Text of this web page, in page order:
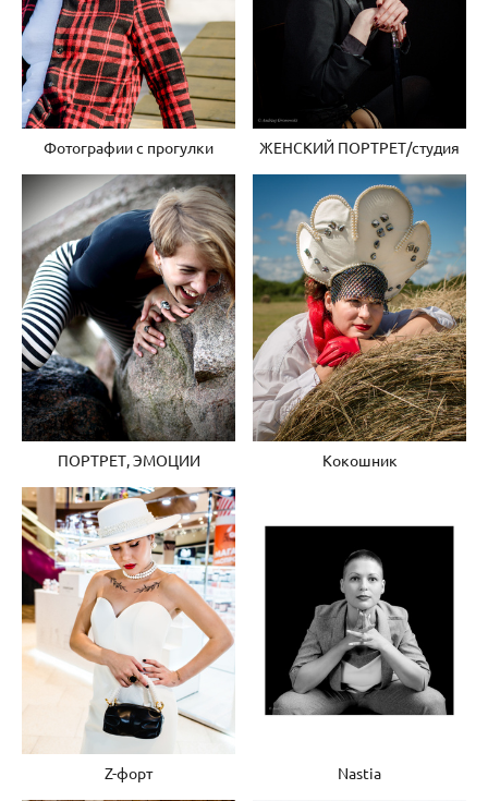
Фотографии с прогулки ЖЕНСКИЙ ПОРТРЕТ/студия
ПОРТРЕТ, ЭМОЦИИ Кокошник
Z-форт Nastia